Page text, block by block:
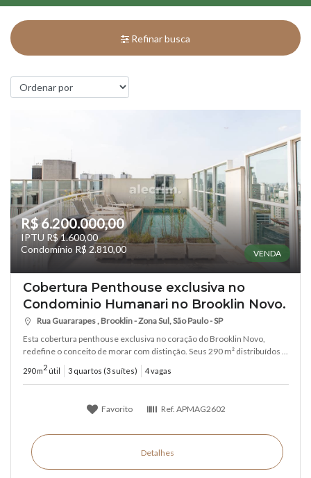
Refinar busca
R$ 6.200.000,00
IPTU R$ 1.600,00
Condomínio R$ 2.810,00
VENDA
Cobertura Penthouse exclusiva no
Condominio Humanari no Brooklin Novo.
Rua Guararapes , Brooklin - Zona Sul, São Paulo - SP
Esta cobertura penthouse exclusiva no coração do Brooklin Novo,
redefine o conceito de morar com distinção. Seus 290 m² distribuídos ...
290 m2 útil 3 quartos (3 suítes) 4 vagas
Favorito Ref. APMAG2602
Detalhes